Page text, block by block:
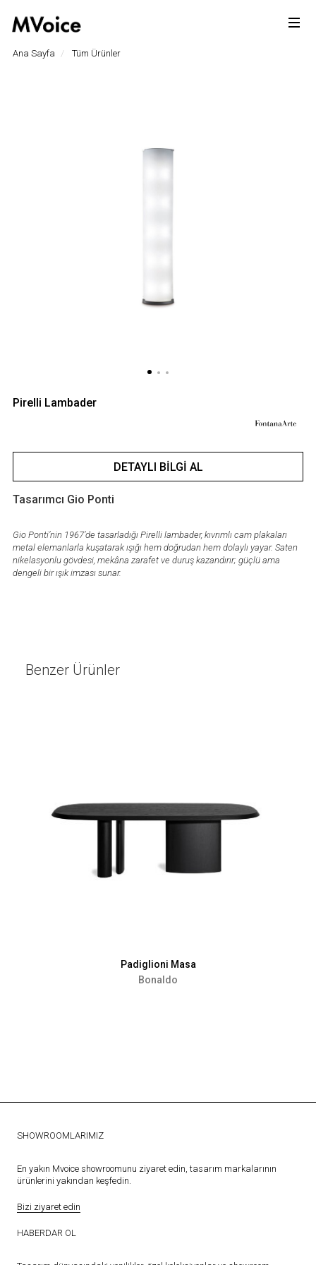
Ana Sayfa Tüm Ürünler
Pirelli Lambader
DETAYLI BILGI AL
Tasarımcı Gio Ponti
Gio Ponti’nin 1967’de tasarladığı Pirelli lambader, kıvrımlı cam plakaları
metal elemanlarla kuşatarak ışığı hem doğrudan hem dolaylı yayar. Saten
nikelasyonlu gövdesi, mekâna zarafet ve duruş kazandırır; güçlü ama
dengeli bir ışık imzası sunar.
Benzer Ürünler
Padiglioni Masa
Bonaldo
SHOWROOMLARIMIZ
En yakın Mvoice showroomunu ziyaret edin, tasarım markalarının
ürünlerini yakından keşfedin.
Bizi ziyaret edin
HABERDAR OL